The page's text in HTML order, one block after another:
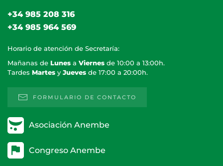
+34 985 208 316
+34 985 964 569
Horario de atención de Secretaría:
Mañanas de Lunes a Viernes de 10:00 a 13:00h.
Tardes Martes y Jueves de 17:00 a 20:00h.
FORMULARIO DE CONTACTO
Asociación Anembe
Congreso Anembe